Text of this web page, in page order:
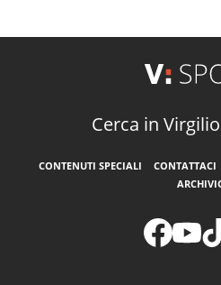
Cerca in
CONTENUTI SPECIALI CONTATTACI